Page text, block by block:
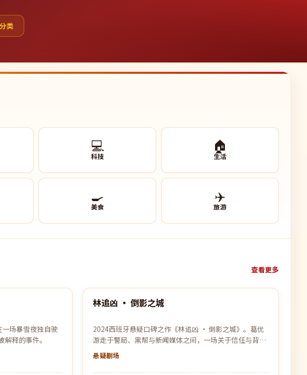
类
💻
科技
🏠
生活
🍳
美食
✈️
旅游
查看更多
场暴雪夜独自驶
释的事件。
热门
99:47
林追凶 · 倒影之城
2024西班牙悬疑口碑之作《林追凶 · 倒影之城》。葛优
游走于警局、黑帮与新闻媒体之间，一场关于信任与背叛
的猫鼠游戏即将上演。
悬疑剧场